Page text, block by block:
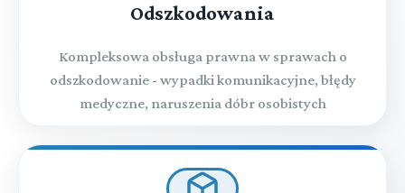
Odszkodowania
Kompleksowa obsługa prawna w sprawach o
odszkodowanie - wypadki komunikacyjne, błędy
medyczne, naruszenia dóbr osobistych